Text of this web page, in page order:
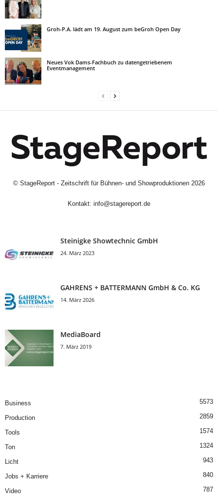
Groh-P.A. lädt am 19. August zum beGroh Open Day
Neues Vok Dams-Fachbuch zu datengetriebenem
Eventmanagement
© StageReport - Zeitschrift für Bühnen- und Showproduktionen 2026
Kontakt: info@stagereport.de
Steinigke Showtechnic GmbH
24. März 2023
GAHRENS + BATTERMANN GmbH & Co. KG
14. März 2026
MediaBoard
7. März 2019
Business 5573
Production 2859
Tools 1574
Ton 1324
Licht 943
Jobs + Karriere 840
Video 787